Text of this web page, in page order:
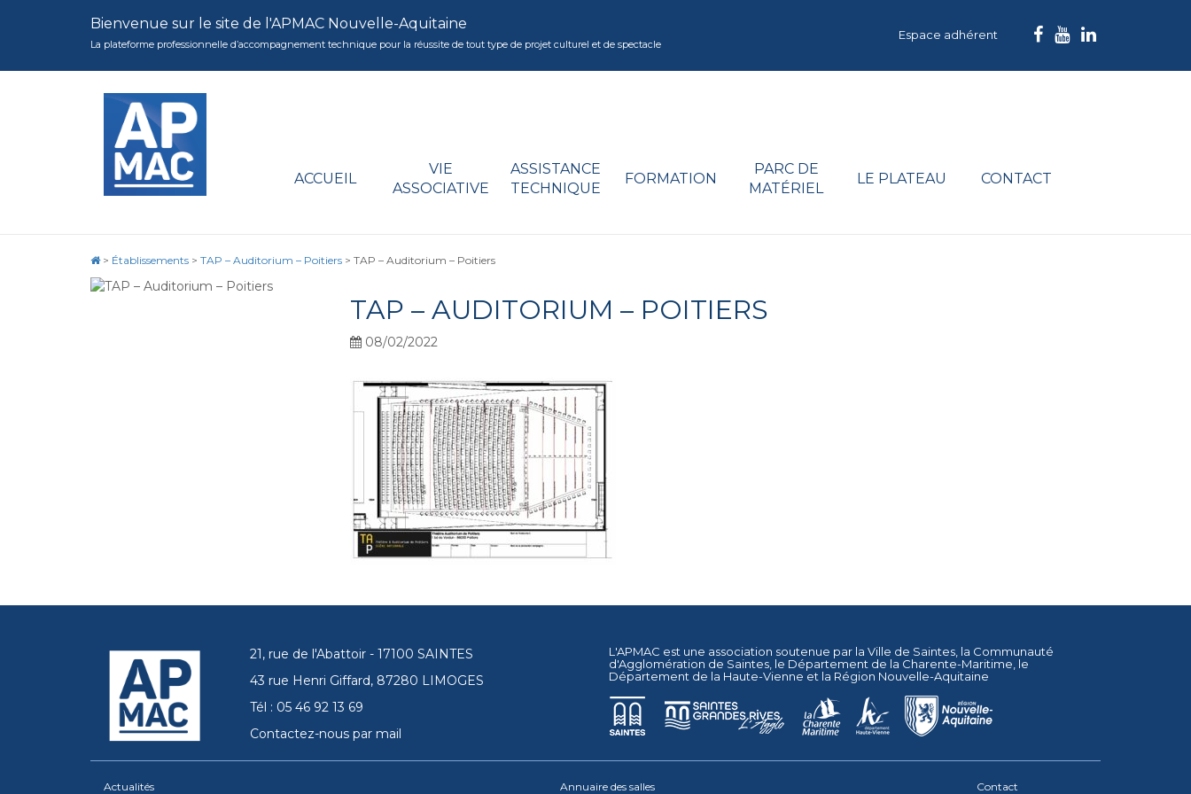
Bienvenue sur le site de l'APMAC Nouvelle-Aquitaine
La plateforme professionnelle d’accompagnement technique pour la réussite de tout type de projet culturel et de spectacle
Espace adhérent
ACCUEIL
VIE
ASSOCIATIVE
ASSISTANCE
TECHNIQUE
FORMATION
PARC DE
MATÉRIEL
LE PLATEAU CONTACT
> Établissements > TAP – Auditorium – Poitiers > TAP – Auditorium – Poitiers
TAP – AUDITORIUM – POITIERS
08/02/2022
21, rue de l'Abattoir - 17100 SAINTES
43 rue Henri Giffard, 87280 LIMOGES
Tél : 05 46 92 13 69
Contactez-nous par mail
L'APMAC est une association soutenue par la Ville de Saintes , la Communauté
d'Agglomération de Saintes , le Département de la Charente-Maritime , le
Département de la Haute-Vienne et la Région Nouvelle-Aquitaine
Actualités Annuaire des salles Contact